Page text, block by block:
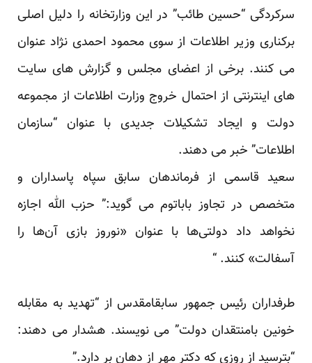
سرکردگی “حسین طائب” در این وزارتخانه را دلیل اصلی
برکناری وزیر اطلاعات از سوی محمود احمدی نژاد عنوان
می کنند. برخی از اعضای مجلس و گزارش های سایت
های اینترنتی از احتمال خروج وزارت اطلاعات از مجموعه
دولت و ایجاد تشکیلات جدیدی با عنوان “سازمان
اطلاعات” خبر می دهند.
سعید قاسمی از فرماندهان سابق سپاه پاسداران و
متخصص در تجاوز باباتوم می گوید:” حزب الله اجازه
نخواهد داد دولتی‌‌ها با عنوان «نوروز بازی آن‌ها را
آسفالت» کنند. “
طرفداران رئیس جمهور سابقامقدس از “تهدید به مقابله
خونین بامنتقدان دولت” می نویسند. هشدار می دهند:
“بترسید از روزی که دکتر مهر از دهان بر دارد.”